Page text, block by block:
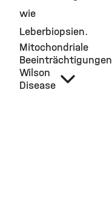
wie
Leberbiopsien.
Mitochondriale
Beeinträchtigungen
Wilson
Disease